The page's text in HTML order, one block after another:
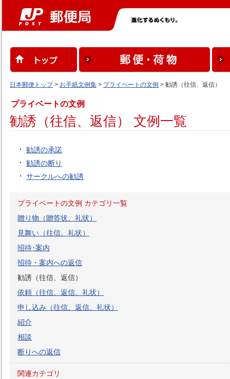
日本郵便トップ> お手紙文例集 > プライベートの文例 > 勧誘（往信、返信）
プライベートの文例
勧誘（往信、返信） 文例一覧
勧誘の承諾
勧誘の断り
サークルへの勧誘
プライベートの文例 カテゴリ一覧
贈り物（贈答状、礼状）
見舞い（往信、礼状）
招待･案内
招待・案内への返信
勧誘（往信、返信）
依頼（往信、返信、礼状）
申し込み（往信、返信、礼状）
紹介
相談
断りへの返信
関連カテゴリ